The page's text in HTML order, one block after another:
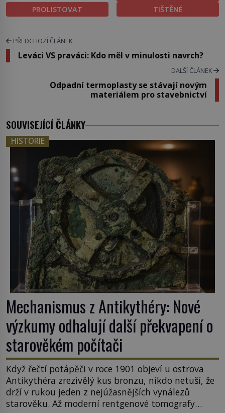
PROLISTOVAT
TIŠTĚNÉ
PŘEDCHOZÍ ČLÁNEK
Leváci VS praváci: Kdo měl v minulosti navrch?
DALŠÍ ČLÁNEK
Odpadní termoplasty se stávají novým
materiálem pro stavebnictví
SOUVISEJÍCÍ ČLÁNKY
HISTORIE
Mechanismus z Antikythéry: Nové
výzkumy odhalují další překvapení o
starověkém počítači
Když řečtí potápěči v roce 1901 objeví u ostrova
Antikythéra zrezivělý kus bronzu, nikdo netuší, že
drží v rukou jeden z nejúžasnějších vynálezů
starověku. Až moderní rentgenové tomografy